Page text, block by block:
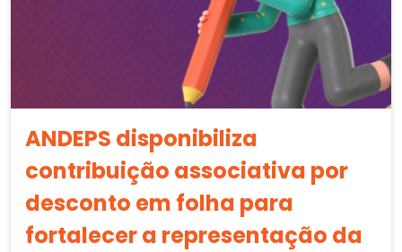
ANDEPS disponibiliza
contribuição associativa por
desconto em folha para
fortalecer a representação da